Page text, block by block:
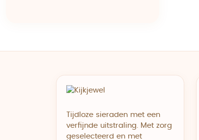
Tijdloze sieraden met een
verfijnde uitstraling. Met zorg
geselecteerd en met